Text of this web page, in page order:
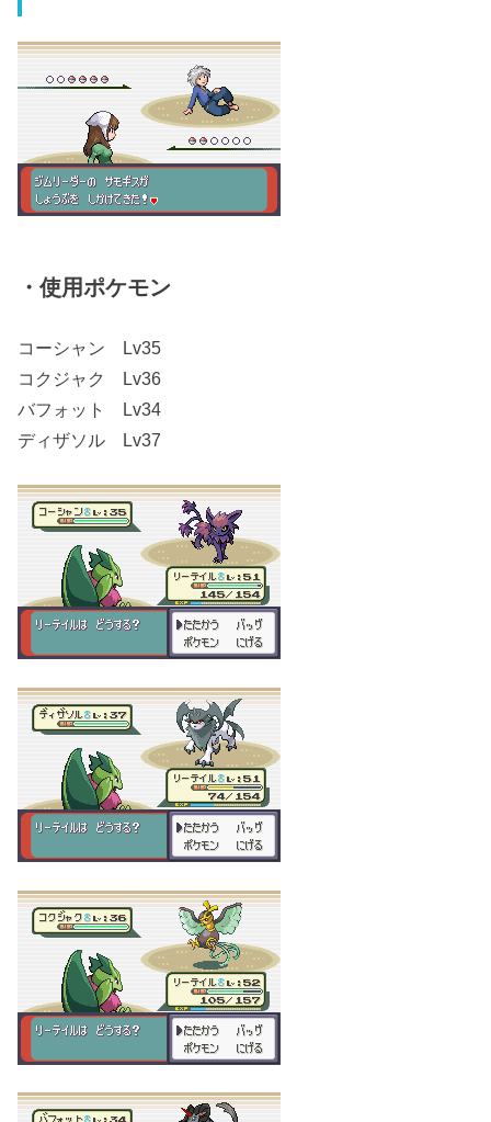
・使用ポケモン
コーシャン Lv35
コクジャク Lv36
バフォット Lv34
ディザソル Lv37